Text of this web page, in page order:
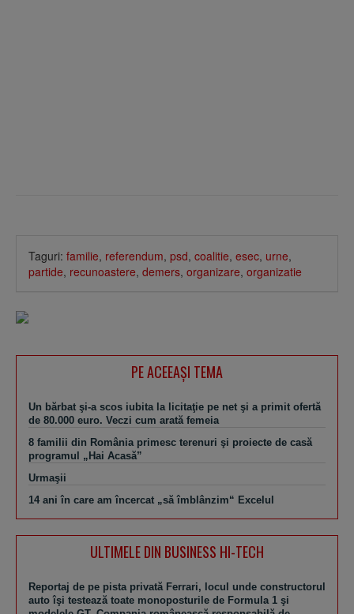
Taguri: familie, referendum, psd, coalitie, esec, urne,
partide, recunoastere, demers, organizare, organizatie
PE ACEEAŞI TEMA
Un bărbat şi-a scos iubita la licitaţie pe net şi a primit ofertă
de 80.000 euro. Veczi cum arată femeia
8 familii din România primesc terenuri şi proiecte de casă
programul „Hai Acasă”
Urmaşii
14 ani în care am încercat „să îmblânzim“ Excelul
ULTIMELE DIN BUSINESS HI-TECH
Reportaj de pe pista privată Ferrari, locul unde constructorul
auto îşi testează toate monoposturile de Formula 1 şi